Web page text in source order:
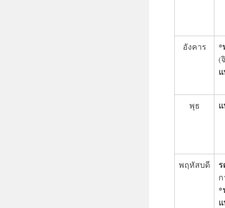
อังคาร *
(
พุธ
พฤหัสบดี
*